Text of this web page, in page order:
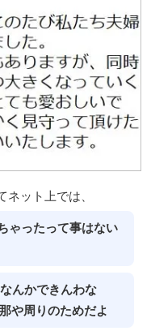
ット上では、
ゃったって事はない
んかできんわな
や周りのためだよ